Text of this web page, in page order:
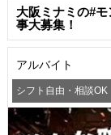
大阪ミナミの#
事大募集！
アルバイト
シフト自由・相談OK
髪型・髪色自由 交